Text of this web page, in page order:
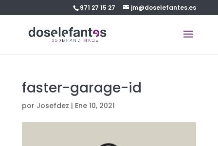
971 27 15 27 jm@doselefantes.es
faster-garage-id
por Josefdez | Ene 10, 2021